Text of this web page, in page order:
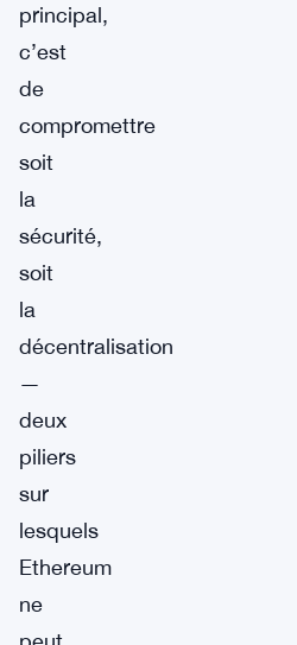
principal,
c’est
de
compromettre
soit
la
sécurité,
soit
la
décentralisation
—
deux
piliers
sur
lesquels
Ethereum
ne